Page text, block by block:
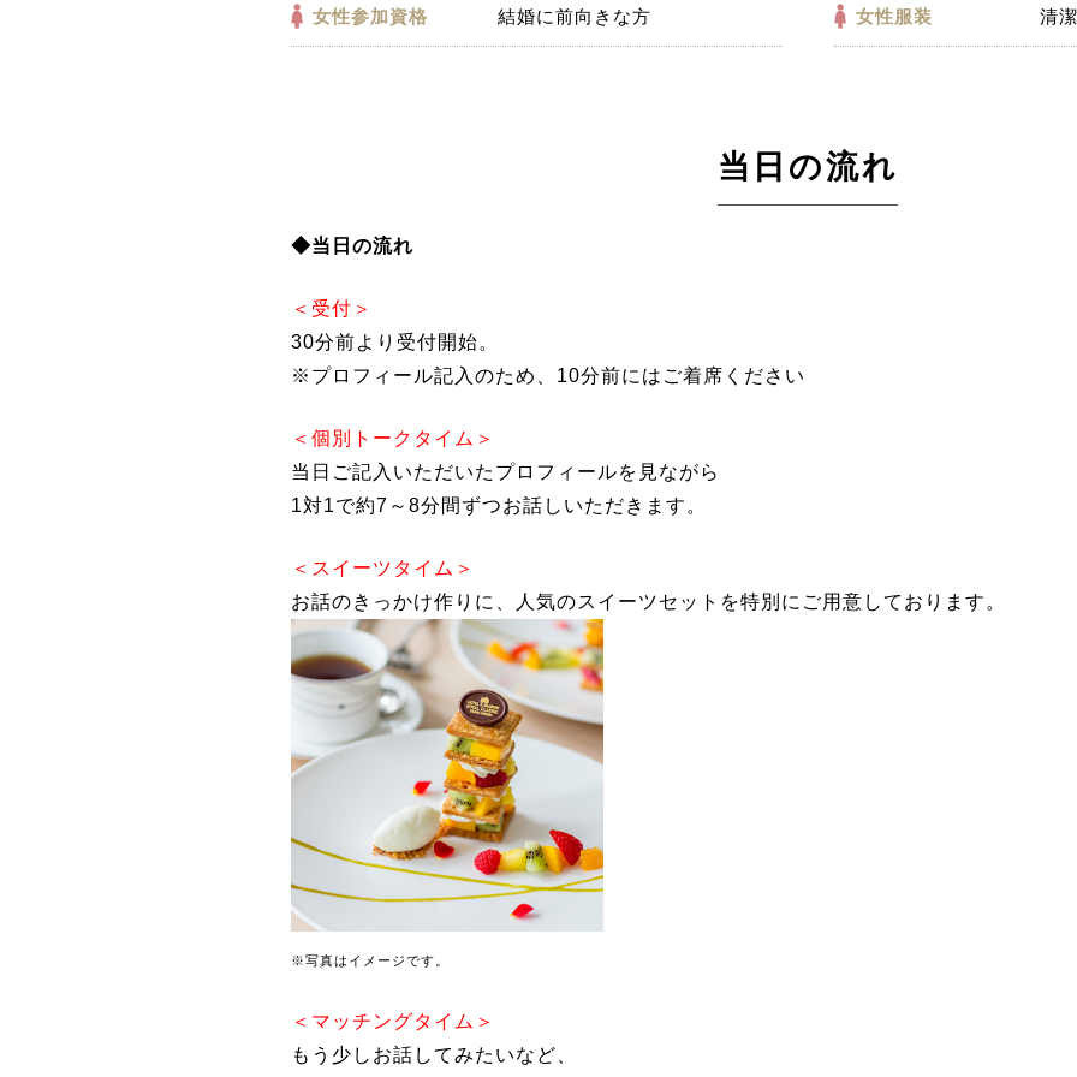
女性参加資格 結婚に前向きな方 女性服装 清
当日の流れ
◆当日の流れ
＜受付＞
30分前より受付開始。
※プロフィール記入のため、10分前にはご着席ください
＜個別トークタイム＞
当日ご記入いただいたプロフィールを見ながら
1対1で約7～8分間ずつお話しいただきます。
＜スイーツタイム＞
お話のきっかけ作りに、人気のスイーツセットを特別にご用意しております。
※写真はイメージです。
＜マッチングタイム＞
もう少しお話してみたいなど、